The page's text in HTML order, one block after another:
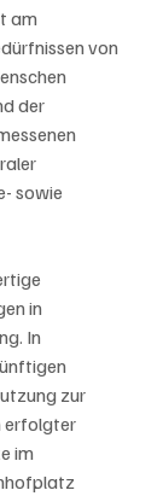
am
von
der
sowie
in
In
zur
erfolgter
im